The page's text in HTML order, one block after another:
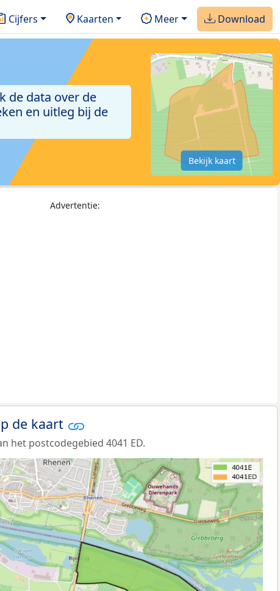
Cijfers Kaarten Meer Download
de data over de
en uitleg bij de
Bekijk kaart
Advertentie:
de kaart
het postcodegebied 4041 ED.